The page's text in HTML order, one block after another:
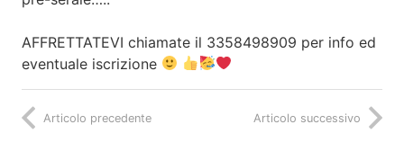
AFFRETTATEVI chiamate il 3358498909 per info ed
eventuale iscrizione
Articolo precedente Articolo successivo